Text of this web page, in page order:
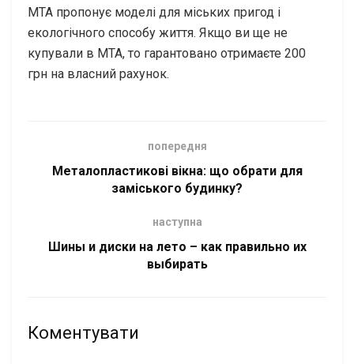
МТА пропонує моделі для міських пригод і
екологічного способу життя. Якщо ви ще не
купували в МТА, то гарантовано отримаєте 200
грн на власний рахунок.
попередня
Металопластикові вікна: що обрати для
заміського будинку?
наступна
Шины и диски на лето – как правильно их
выбирать
Коментувати